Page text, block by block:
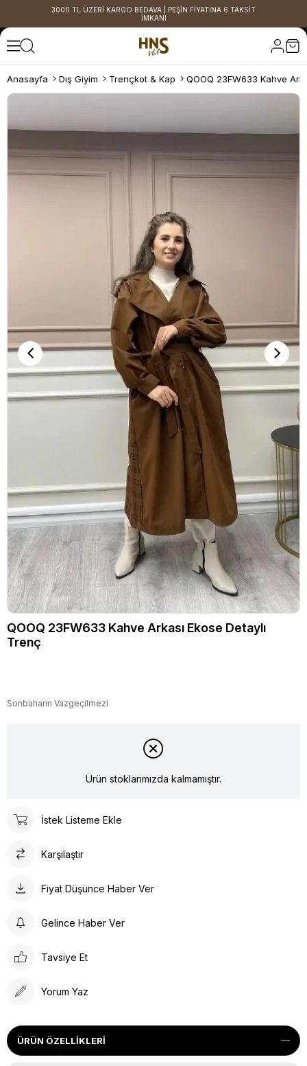
3000 TL ÜZERİ KARGO BEDAVA | PEŞİN FİYATINA 6 TAKSİT
İMKANI
Anasayfa Dış Giyim Trençkot & Kap QOOQ 23FW633 Kahve
QOOQ 23FW633 Kahve Arkası Ekose Detaylı
Trenç
Sonbaharın Vazgeçilmezi
Ürün stoklarımızda kalmamıştır.
İstek Listeme Ekle
Karşılaştır
Fiyat Düşünce Haber Ver
Gelince Haber Ver
Tavsiye Et
Yorum Yaz
ÜRÜN ÖZELLIKLERI